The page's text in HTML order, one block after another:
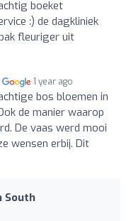
boeket
:) de dagkliniek
fleuriger uit
1 year ago
bos bloemen in
de manier waarop
De vaas werd mooi
wensen erbij. Dit
South